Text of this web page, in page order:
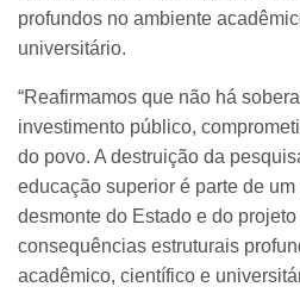
profundos no ambiente
universitário.
“Reafirmamos que não há
investimento público,
do povo. A destruição da
educação superior é parte de
desmonte do Estado e do
consequências estruturais
acadêmico, científico e